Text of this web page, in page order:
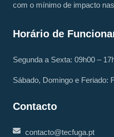
com o mínimo de impacto
Horário de
Segunda a Sexta: 09h00 –
Sábado, Domingo e Feriado:
Contacto
contacto@tecfuga.pt